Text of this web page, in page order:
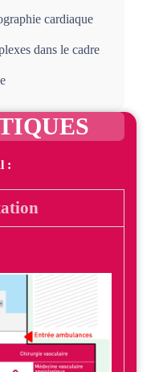
cardiaque
dans le cadre
: